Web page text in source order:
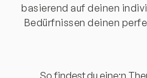
basierend auf deinen
Bedürfnissen deinen
So findest du eine:n